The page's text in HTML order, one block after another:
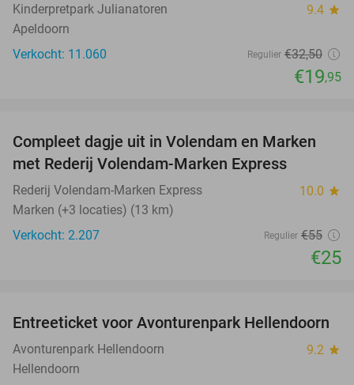
Kinderpretpark Julianatoren 9.4 star
Apeldoorn
Verkocht: 11.060
Regulier €32,50
€19,95
55%
Compleet dagje uit in Volendam en Marken
met Rederij Volendam-Marken Express
Rederij Volendam-Marken Express 10.0 star
Marken (+3 locaties) (13 km)
Verkocht: 2.207
Regulier €55
€25
41%
Entreeticket voor Avonturenpark Hellendoorn
Avonturenpark Hellendoorn 9.2 star
Hellendoorn